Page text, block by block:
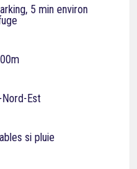
5 min environ
Est
si pluie